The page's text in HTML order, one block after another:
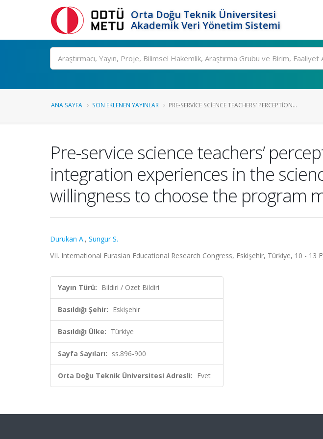
Orta Doğu Teknik Üniversitesi
Akademik Veri Yönetim Sistemi
Ara
ANA SAYFA SON EKLENEN YAYINLAR PRE-SERVICE SCIENCE TEACHERS’ PERCEPTION...
Pre-service science teachers’
integration experiences in the
willingness to choose the program
Durukan A., Sungur S.
VII. International Eurasian Educational Research Congress, Eskişehir, Türkiye, 10 - 13
Yayın Türü: Bildiri / Özet Bildiri
Basıldığı Şehir: Eskişehir
Basıldığı Ülke: Türkiye
Sayfa Sayıları: ss.896-900
Orta Doğu Teknik Üniversitesi Adresli: Evet